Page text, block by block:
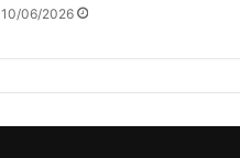
10/06/2026